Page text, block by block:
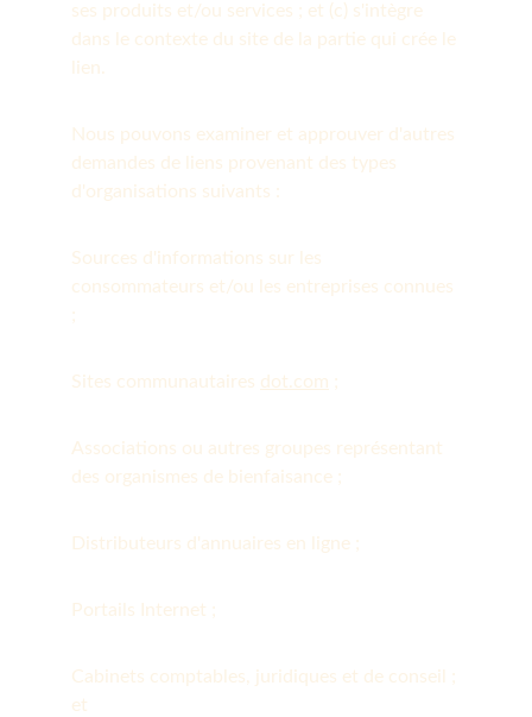
ses produits et/ou services ; et (c) s'intègre
dans le contexte du site de la partie qui crée le
lien.
Nous pouvons examiner et approuver d'autres
demandes de liens provenant des types
d'organisations suivants :
Sources d'informations sur les
consommateurs et/ou les entreprises connues
Sites communautaires dot.com
Associations ou autres groupes représentant
des organismes de bienfaisance ;
Distributeurs d'annuaires en ligne ;
Portails Internet ;
Cabinets comptables, juridiques et de conseil ;
et